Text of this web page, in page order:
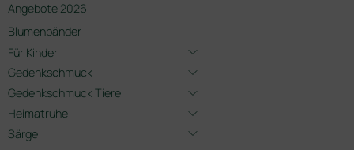
Angebote 2026
Blumenbänder
Für Kinder
Gedenkschmuck
Gedenkschmuck Tiere
Heimatruhe
Särge